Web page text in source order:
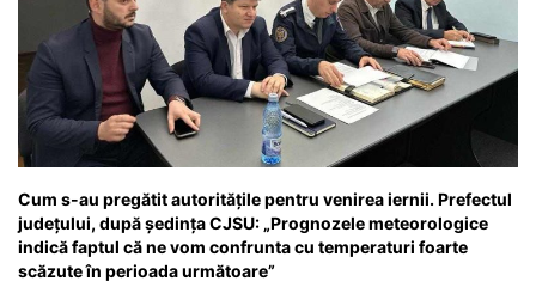
Cum s-au pregătit autoritățile pentru venirea iernii. Prefectul
județului, după ședința CJSU: „Prognozele meteorologice
indică faptul că ne vom confrunta cu temperaturi foarte
scăzute în perioada următoare”